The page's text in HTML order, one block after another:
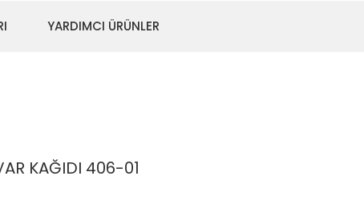
YARDIMCI ÜRÜNLER
KAĞIDI 406-01